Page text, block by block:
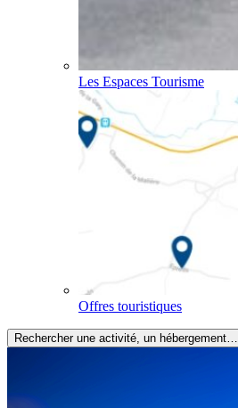
Les Espaces Tourisme
Offres touristiques
Rechercher une activité, un hébergement…